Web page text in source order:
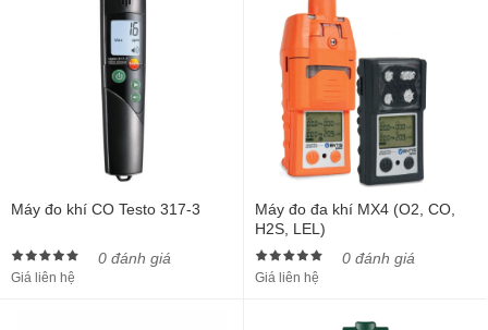
Máy đo khí CO Testo 317-3
0 đánh giá
Giá liên hệ
Máy đo đa khí MX4 (O2, CO,
H2S, LEL)
0 đánh giá
Giá liên hệ